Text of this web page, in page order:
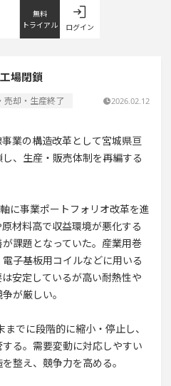
無料
トライアル
ログイン
場閉鎖
売却・生産終了 2026.02.12
業の構造改革として宮城県亘
、生産・販売体制を再編する
に事業ポートフォリオ改革を進
材料高で収益環境が悪化する
課題となっていた。産業用巻
子基板用コイルなどに用いる
安定しているが高い耐熱性や
が厳しい。
でに段階的に縮小・停止し、
る。需要変動に対応しやすい
整え、競争力を高める。